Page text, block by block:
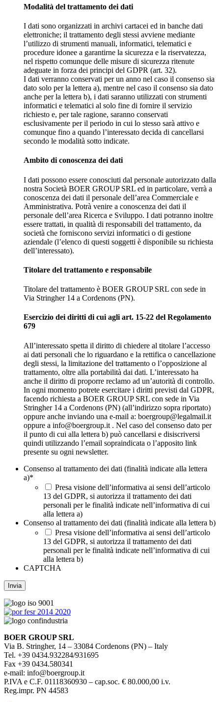
Modalità del trattamento dei dati
I dati sono organizzati in archivi cartacei ed in banche dati
elettroniche; il trattamento degli stessi avviene mediante
l’utilizzo di strumenti manuali, informatici, telematici e
procedure idonee a garantirne la sicurezza e la riservatezza,
nel rispetto comunque delle misure di sicurezza ritenute
adeguate in forza dei principi del GDPR (art. 32).
I dati verranno conservati per un anno nel caso il consenso sia
dato solo per la lettera a), mentre nel caso il consenso sia dato
anche per la lettera b), i dati saranno utilizzati con strumenti
informatici e telematici al solo fine di fornire il servizio
richiesto e, per tale ragione, saranno conservati
esclusivamente per il periodo in cui lo stesso sarà attivo e
comunque fino a quando l’interessato decida di cancellarsi
secondo le modalità sotto indicate.
Ambito di conoscenza dei dati
I dati possono essere conosciuti dal personale autorizzato dalla
nostra Società BOER GROUP SRL ed in particolare, verrà a
conoscenza dei dati il personale dell’area Commerciale e
Amministrativa. Potrà venire a conoscenza dei dati il
personale dell’area Ricerca e Sviluppo. I dati potranno inoltre
essere trattati, in qualità di responsabili del trattamento, da
società che forniscono servizi informatici o di gestione
aziendale (l’elenco di questi soggetti è disponibile su richiesta
dell’interessato).
Titolare del trattamento e responsabile
Titolare del trattamento è BOER GROUP SRL con sede in
Via Stringher 14 a Cordenons (PN).
Esercizio dei diritti di cui agli art. 15-22 del Regolamento
679
All’interessato spetta il diritto di chiedere al titolare l’accesso
ai dati personali che lo riguardano e la rettifica o cancellazione
degli stessi, la limitazione del trattamento o l’opposizione al
trattamento, oltre alla portabilità dai dati. L’interessato ha
anche il diritto di proporre reclamo ad un’autorità di controllo.
In ogni momento potrete esercitare i diritti previsti dal GDPR,
facendo richiesta a BOER GROUP SRL con sede in Via
Stringher 14 a Cordenons (PN) (all’indirizzo sopra riportato)
oppure anche inviando una e-mail a: boergroup@legalmail.it
oppure a info@boergroup.it . Nel caso del consenso dato per
il punto di cui alla lettera b) può cancellarsi e disiscriversi
quindi utilizzando l’email sopraindicata o l’apposito link
presente su ogni newsletter.
Consenso al trattamento dei dati (finalità indicate alla lettera
a)*
Presa visione dell’informativa ai sensi dell’articolo
13 del GDPR, si autorizza il trattamento dei dati
personali per le finalità indicate nell’informativa di cui
alla lettera a)
Consenso al trattamento dei dati (finalità indicate alla lettera b)
Presa visione dell’informativa ai sensi dell’articolo
13 del GDPR, si autorizza il trattamento dei dati
personali per le finalità indicate nell’informativa di cui
alla lettera b)
CAPTCHA
BOER GROUP SRL
Via B. Stringher, 14 – 33084 Cordenons (PN) – Italy
Tel. +39 0434.932284/931695
Fax +39 0434.580341
e-mail: info@boergroup.it
P.IVA e C.F. 01118360930 – cap.soc. € 80.000,00 i.v.
Reg.impr. PN 44583